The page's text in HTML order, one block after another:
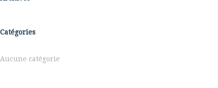
Catégories
Aucune catégorie